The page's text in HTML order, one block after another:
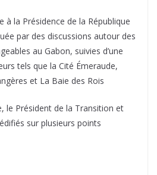
la Présidence de la République
par des discussions autour des
au Gabon, suivies d’une
tels que la Cité Émeraude,
et La Baie des Rois
le Président de la Transition et
sur plusieurs points